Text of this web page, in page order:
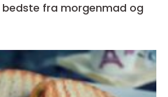
fra morgenmad og